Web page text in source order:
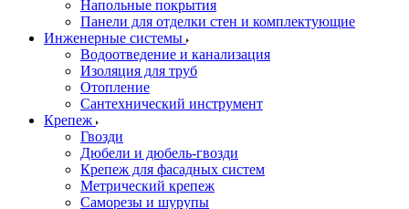
Напольные покрытия
Панели для отделки стен и комплектующие
Инженерные системы
Водоотведение и канализация
Изоляция для труб
Отопление
Сантехнический инструмент
Крепеж
Гвозди
Дюбели и дюбель-гвозди
Крепеж для фасадных систем
Метрический крепеж
Саморезы и шурупы